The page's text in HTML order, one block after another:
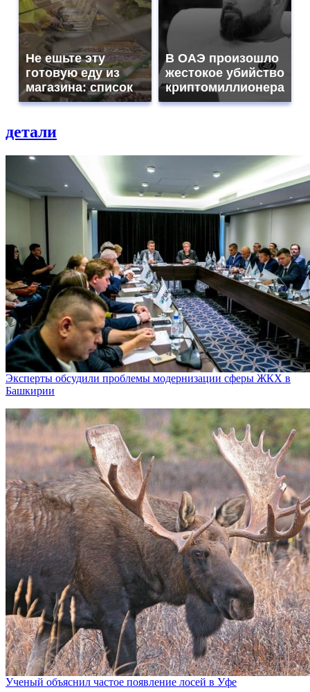
Не ешьте эту
готовую еду из
магазина: список
В ОАЭ произошло
жестокое убийство
криптомиллионера
детали
Эксперты обсудили проблемы модернизации сферы ЖКХ в
Башкирии
Ученый объяснил частое появление лосей в Уфе